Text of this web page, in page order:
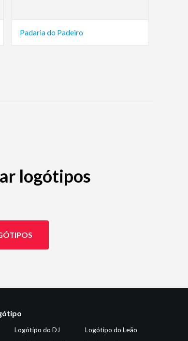
Padaria do Padeiro
logótipos
Logótipo do DJ
Logótipo do Leão